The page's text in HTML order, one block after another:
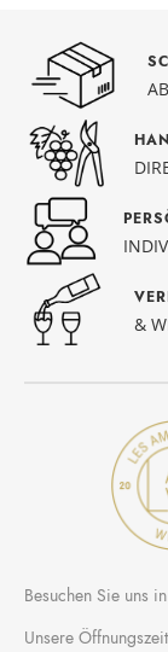
&
Besuchen Sie uns
Unsere